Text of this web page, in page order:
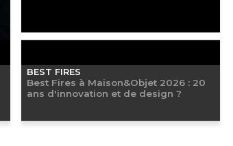
BEST FIRES
Best Fires à Maison&Objet 2026 : 20
ans d'innovation et de design ?